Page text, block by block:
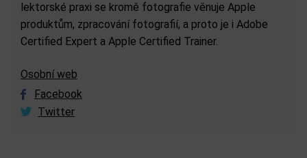
lektorské praxi se kromě fotografie věnuje Apple
produktům, zpracování fotografií, a proto je i Adobe
Certified Expert a Apple Certified Trainer.
Osobní web
Facebook
Twitter